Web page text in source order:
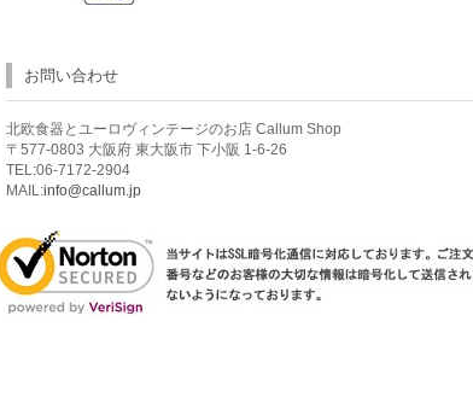
お問い合わせ
北欧食器とユーロヴィンテージのお店 Callum Shop
〒577-0803 大阪府 東大阪市 下小阪 1-6-26
TEL:06-7172-2904
MAIL:info@callum.jp